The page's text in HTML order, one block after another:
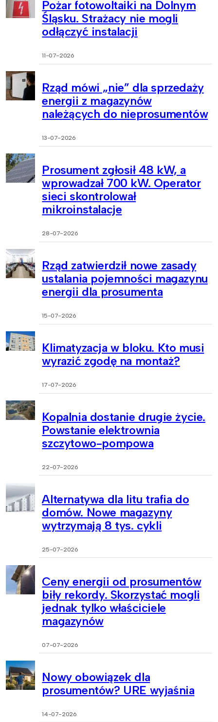
Pożar fotowoltaiki na Dolnym
Śląsku. Strażacy nie mogli
odłączyć instalacji
11-07-2026
Rząd mówi „nie” dla sprzedaży
energii z magazynów
należących do nieprosumentów
13-07-2026
Prosument zgłosił 48 kW, a
wprowadzał 700 kW. Operator
sieci skontrolował
mikroinstalacje
28-07-2026
Rząd zatwierdził nowe zasady
ustalania pojemności magazynu
energii dla prosumenta
15-07-2026
Klimatyzacja w bloku. Kto musi
wyrazić zgodę na montaż?
17-07-2026
Kopalnia dostanie drugie życie.
Powstanie elektrownia
szczytowo-pompowa
22-07-2026
Alternatywa dla litu trafia do
domów. Nowe magazyny
wytrzymają 8 tys. cykli
25-07-2026
Ceny energii od prosumentów
biły rekordy. Skorzystać mogli
jednak tylko właściciele
magazynów
07-07-2026
Nowy obowiązek dla
prosumentów? URE wyjaśnia
14-07-2026